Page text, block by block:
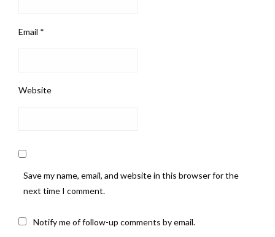
Email *
Website
Save my name, email, and website in this browser for the
next time I comment.
Notify me of follow-up comments by email.